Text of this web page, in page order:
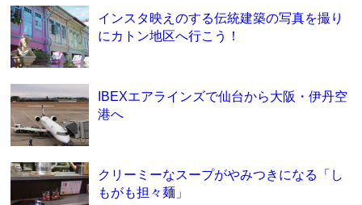
インスタ映えのする伝統建築の写真を撮り
にカトン地区へ行こう！
IBEXエアラインズで仙台から大阪・伊丹空
港へ
クリーミーなスープがやみつきになる「し
もがも担々麺」